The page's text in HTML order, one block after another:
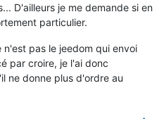
D'ailleurs je me demande si en
particulier.
pas le jeedom qui envoi
par croire, je l'ai donc
ne donne plus d'ordre au